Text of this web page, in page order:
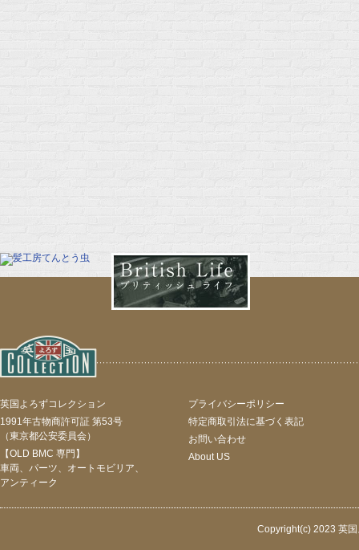
英国よろずコレクション
1991年古物商許可証 第53号
（東京都公安委員会）
【OLD BMC 専門】
車両、パーツ、オートモビリア、
アンティーク
プライバシーポリシー
特定商取引法に基づく表記
お問い合わせ
About US
Copyright(c) 2023 英